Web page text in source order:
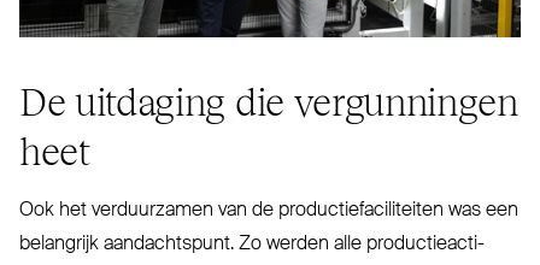
De uitdaging die ver­gunningen
heet
Ook het ver­duurzamen van de pro­duc­tie­fa­ci­liteiten was een
belangrijk aan­dachtspunt. Zo werden alle pro­duc­tie­ac­ti­